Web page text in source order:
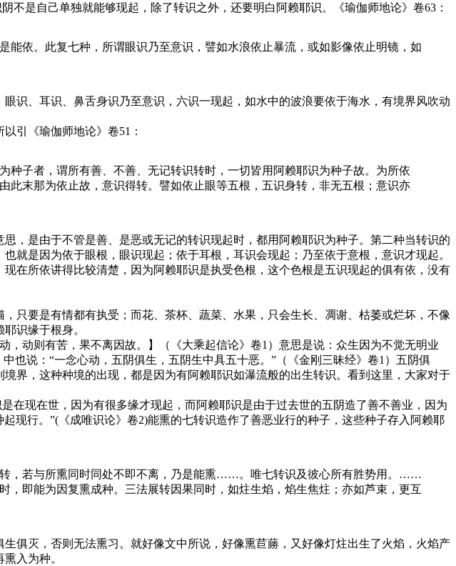
是自己单独就能够现起，除了转识之外，还要明白阿赖耶识。《瑜伽师地论》卷63：
依。此复七种，所谓眼识乃至意识，譬如水浪依止暴流，或如影像依止明镜，如
、耳识、鼻舌身识乃至意识，六识一现起，如水中的波浪要依于海水，有境界风吹动
引《瑜伽师地论》卷51：
子者，谓所有善、不善、无记转识转时，一切皆用阿赖耶识为种子故。为所依
末那为依止故，意识得转。譬如依止眼等五根，五识身转，非无五根；意识亦
是由于不管是善、是恶或无记的转识现起时，都用阿赖耶识为种子。第二种当转识的
就是因为依于眼根，眼识现起；依于耳根，耳识会现起；乃至依于意根，意识才现起。
在所依讲得比较清楚，因为阿赖耶识是执受色根，这个色根是五识现起的俱有依，没有
要是有情都有执受；而花、茶杯、蔬菜、水果，只会生长、凋谢、枯萎或烂坏，不像
识缘于根身。
动则有苦，果不离因故。】（《大乘起信论》卷1）意思是说：众生因为不觉无明业
也说：“一念心动，五阴俱生，五阴生中具五十恶。”（《金刚三昧经》卷1）五阴俱
界，这种种境的出现，都是因为有阿赖耶识如瀑流般的出生转识。看到这里，大家对于
现在世，因为有很多缘才现起，而阿赖耶识是由于过去世的五阴造了善不善业，因为
现行。”(《成唯识论》卷2)能熏的七转识造作了善恶业行的种子，这些种子存入阿赖耶
若与所熏同时同处不即不离，乃是能熏……。唯七转识及彼心所有胜势用。……
即能为因复熏成种。三法展转因果同时，如炷生焰，焰生焦炷；亦如芦束，更互
灭，否则无法熏习。就好像文中所说，好像熏苣蕂，又好像灯炷出生了火焰，火焰产
入为种。